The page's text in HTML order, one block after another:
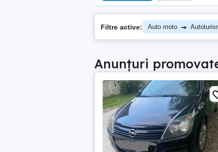
Filtre active: Auto moto →
Anunțuri